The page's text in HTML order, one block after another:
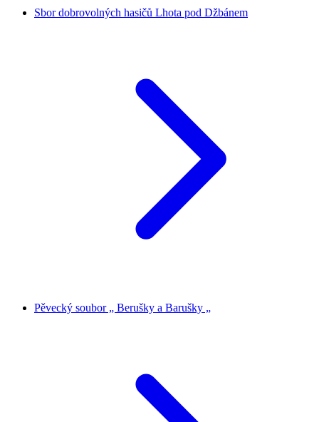
Sbor dobrovolných hasičů Lhota pod Džbánem
Pěvecký soubor „ Berušky a Barušky „